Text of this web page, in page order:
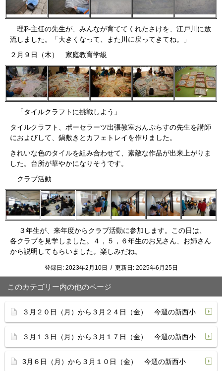
理科主任の先生が、みんなが育ててくれたさけを、江戸川に放
流しました。「大きくなって、また川に戻ってきてね。」
２月９日（木） 家庭教育学級
「タイルクラフトに挑戦しよう」
タイルクラフト、ポーセラーツ出張教室おんぷらすの先生を講師
におよびして、鍋敷きとカフェトレイを作りました。
きれいな色のタイルを組み合わせて、素敵な作品が出来上がりま
した。台所が華やかになりそうです。
クラブ活動
３年生が、来年度からクラブ活動に参加します。この日は、
各クラブを見学しました。４，５，６年生のお兄さん、お姉さん
から説明してもらいました。楽しみだね。
登録日: 2023年2月10日 / 更新日: 2025年6月25日
このカテゴリー内の他のページ
３月２０日（月）から３月２４日（金） 今週の新西小
３月１３日（月）から３月１７日（金） 今週の新西小
3月６日（月）から３月１０日（金） 今週の新西小